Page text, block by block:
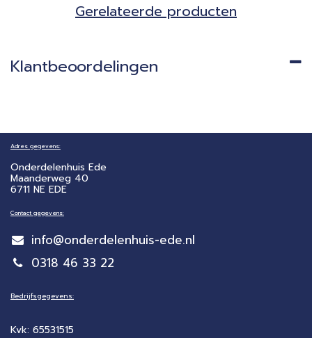
Gerela​teerde producten​
Klantbeoordelingen
Adres gegevens:
Onderdelenhuis Ede
Maanderweg 40
6711 NE EDE
Contact gegevens:
info@onderdelenhuis-ede.nl
0318 46 33 22
Bedrijfsgegevens:
Kvk: 65531515